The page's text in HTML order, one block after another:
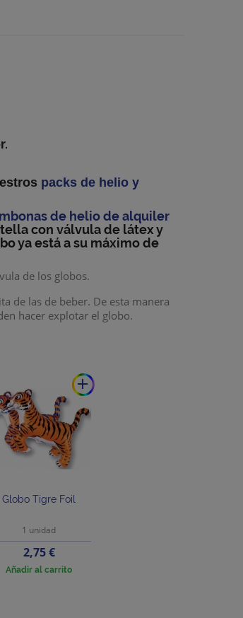
packs de helio y
de helio de alquiler
con válvula de látex y
ya está a su máximo de
de los globos.
de las de beber. De esta manera
hacer explotar el globo.
add
Globo Tigre Foil
1 unidad
Precio
2,75 €
Añadir al carrito